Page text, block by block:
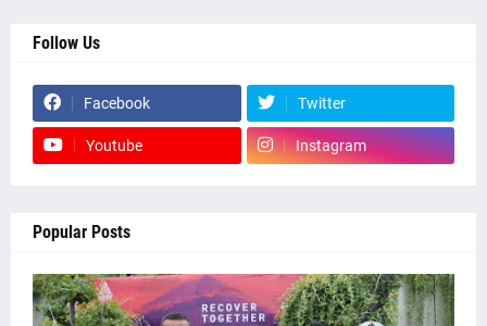
Follow Us
Facebook Twitter
Youtube Instagram
Popular Posts